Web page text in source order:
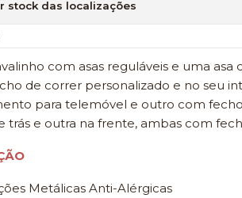
stock das localizações
com asas reguláveis e uma asa
de correr personalizado e no seu
para telemóvel e outro com
trás e outra na frente, ambas com
Metálicas Anti-Alérgicas